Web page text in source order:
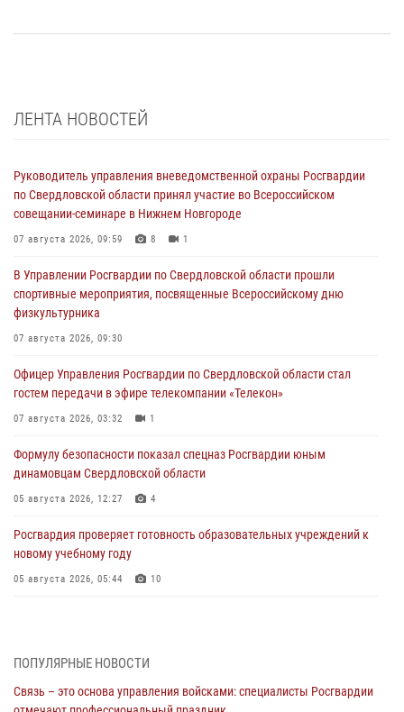
ЛЕНТА НОВОСТЕЙ
Руководитель управления вневедомственной охраны Росгвардии
по Свердловской области принял участие во Всероссийском
совещании-семинаре в Нижнем Новгороде
07 августа 2026, 09:59 8 1
В Управлении Росгвардии по Свердловской области прошли
спортивные мероприятия, посвященные Всероссийскому дню
физкультурника
07 августа 2026, 09:30
Офицер Управления Росгвардии по Свердловской области стал
гостем передачи в эфире телекомпании «Телекон»
07 августа 2026, 03:32 1
Формулу безопасности показал спецназ Росгвардии юным
динамовцам Свердловской области
05 августа 2026, 12:27 4
Росгвардия проверяет готовность образовательных учреждений к
новому учебному году
05 августа 2026, 05:44 10
04 августа 2026, 09:57 2
Росгвардия приняла участие в обеспечении безопасности Дня
ПОПУЛЯРНЫЕ НОВОСТИ
Связь – это основа управления войсками: специалисты Росгвардии